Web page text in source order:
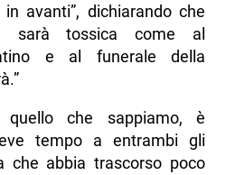
avanti”, dichiarando che
sarà tossica come al
e al funerale della
che sappiamo, è
tempo a entrambi gli
che abbia trascorso poco